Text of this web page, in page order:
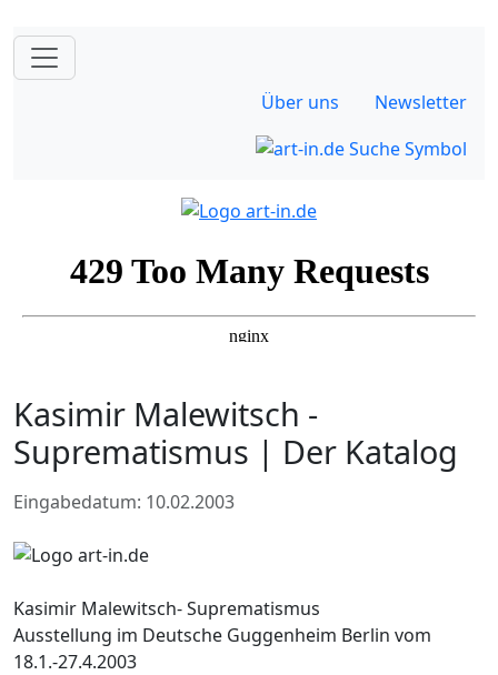
Über uns Newsletter
Kasimir Malewitsch -
Suprematismus | Der Katalog
Eingabedatum: 10.02.2003
Kasimir Malewitsch- Suprematismus
Ausstellung im Deutsche Guggenheim Berlin vom
18.1.-27.4.2003